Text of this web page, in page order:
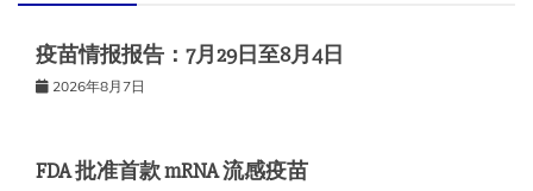
疫苗情报报告：7月29日至8月4日
2026年8月7日
FDA 批准首款 mRNA 流感疫苗